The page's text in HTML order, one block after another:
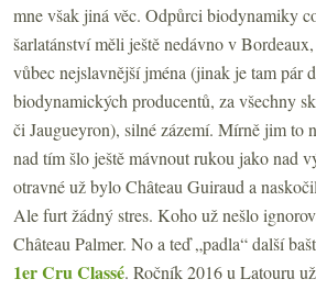
mne však jiná věc. Odpůrci biodynamiky
šarlatánství měli ještě nedávno v
vůbec nejslavnější jména (jinak je tam pár
biodynamických producentů, za všechny
či Jaugueyron), silné zázemí. Mírně jim to
nad tím šlo ještě mávnout rukou jako nad
otravné už bylo Château Guiraud a
Ale furt žádný stres. Koho už nešlo
Château Palmer. No a teď „padla“ další
1er Cru Classé. Ročník 2016 u Latouru